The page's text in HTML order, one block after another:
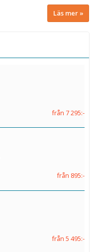
Läs mer
från 7 295:-
från 895:-
från 5 495:-